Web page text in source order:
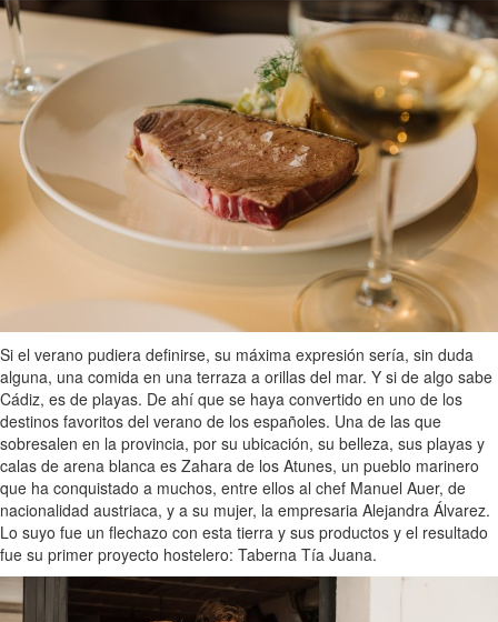
Si el verano pudiera definirse, su máxima expresión sería, sin duda
alguna, una comida en una terraza a orillas del mar. Y si de algo sabe
Cádiz, es de playas. De ahí que se haya convertido en uno de los
destinos favoritos del verano de los españoles. Una de las que
sobresalen en la provincia, por su ubicación, su belleza, sus playas y
calas de arena blanca es Zahara de los Atunes, un pueblo marinero
que ha conquistado a muchos, entre ellos al chef Manuel Auer, de
nacionalidad austriaca, y a su mujer, la empresaria Alejandra Álvarez.
Lo suyo fue un flechazo con esta tierra y sus productos y el resultado
fue su primer proyecto hostelero: Taberna Tía Juana.